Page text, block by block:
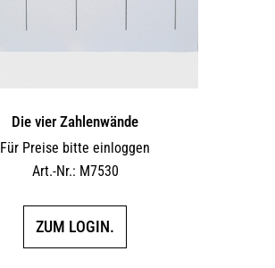
Die vier Zahlenwände
Für Preise bitte einloggen
Art.-Nr.: M7530
ZUM LOGIN.